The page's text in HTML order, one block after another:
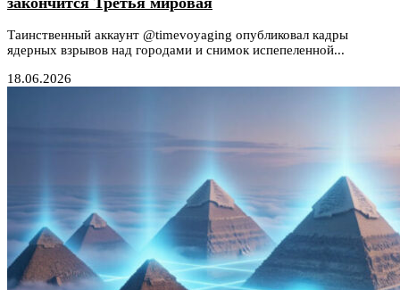
Таинственный аккаунт @timevoyaging опубликовал кадры
ядерных взрывов над городами и снимок испепеленной...
18.06.2026